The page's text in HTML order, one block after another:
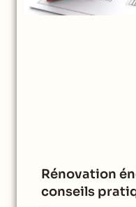
Rénovation
conseils